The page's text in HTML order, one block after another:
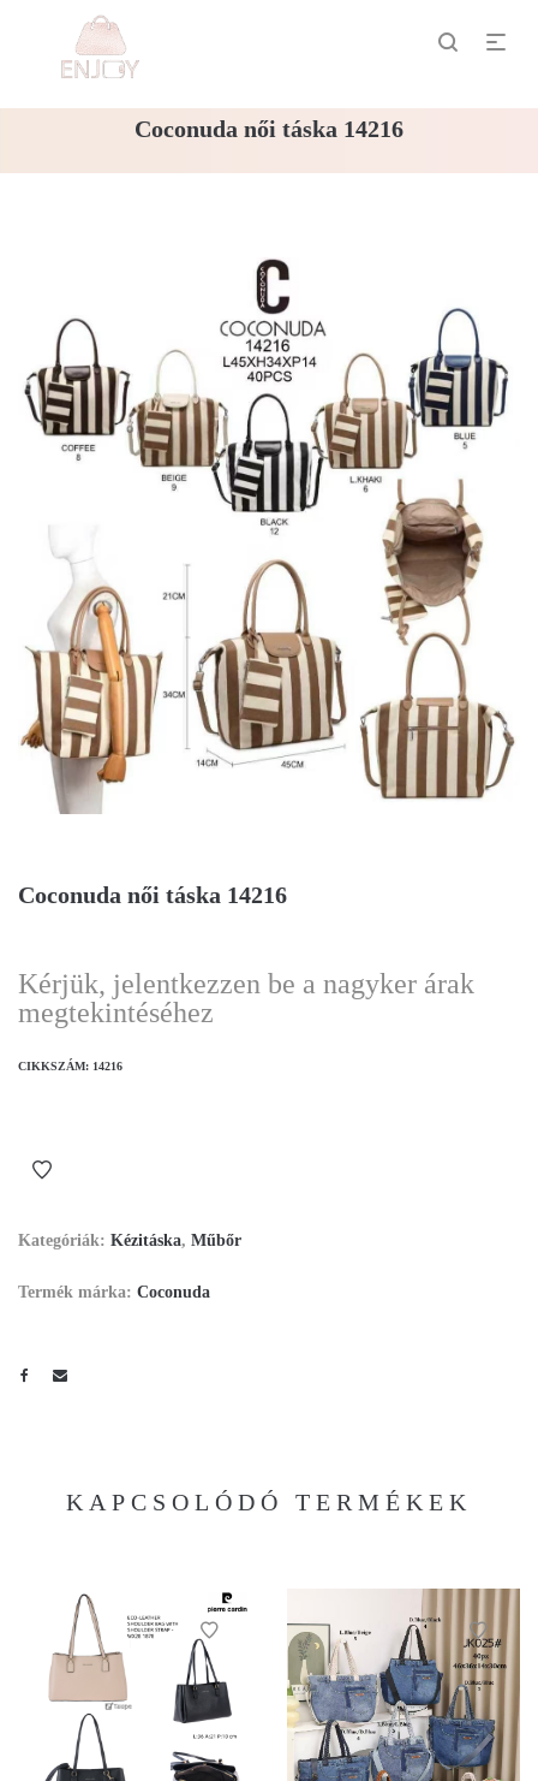
Coconuda női táska 14216
Coconuda női táska 14216
Kérjük, jelentkezzen be a nagyker árak
megtekintéséhez
CIKKSZÁM: 14216
Kategóriák: Kézitáska, Műbőr
Termék márka: Coconuda
KAPCSOLÓDÓ TERMÉKEK